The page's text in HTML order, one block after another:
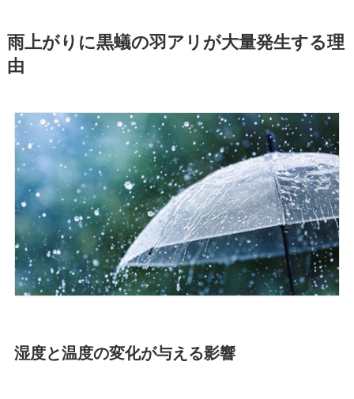
雨上がりに黒蟻の羽アリが大量発生する理
由
湿度と温度の変化が与える影響